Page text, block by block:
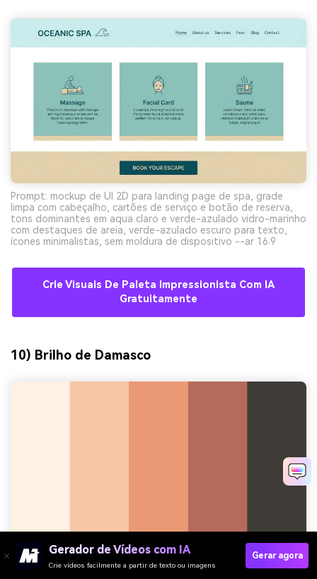
Prompt: mockup de UI 2D para landing page de spa, grade
limpa com cabeçalho, cartões de serviço e botão de reserva,
tons dominantes em aqua claro e verde-azulado vidro-marinho
com destaques de areia, verde-azulado escuro para texto,
ícones minimalistas, sem moldura de dispositivo --ar 16:9
Crie Visuais De Paleta Impressionista Com IA
Gratuitamente
10) Brilho de Damasco
Gerador de Vídeos com IA
Crie vídeos facilmente a partir de texto ou imagens
Gerar agora